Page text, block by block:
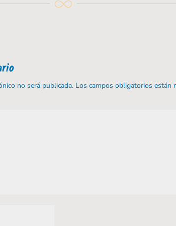
no será publicada. Los campos obligatorios están